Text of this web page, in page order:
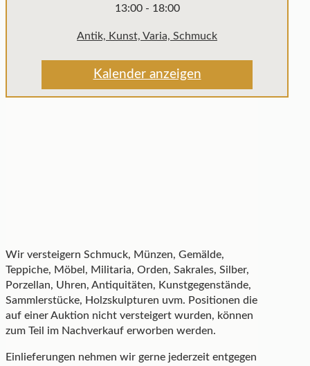
13:00- 18:00
Antik, Kunst, Varia, Schmuck
Kalender anzeigen
Wir versteigern Schmuck, Münzen, Gemälde,
Teppiche, Möbel, Militaria, Orden, Sakrales, Silber,
Porzellan, Uhren, Antiquitäten, Kunstgegenstände,
Sammlerstücke, Holzskulpturen uvm. Positionen die
auf einer Auktion nicht versteigert wurden, können
zum Teil im Nachverkauf erworben werden.
Einlieferungen nehmen wir gerne jederzeit entgegen